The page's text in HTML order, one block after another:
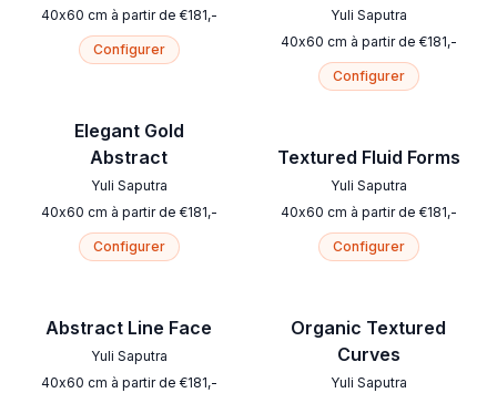
40x60 cm à partir de €181,-
Configurer
Elegant Gold
Abstract
Yuli Saputra
40x60 cm à partir de €181,-
Configurer
Abstract Line Face
Yuli Saputra
40x60 cm à partir de €181,-
Yuli Saputra
40x60 cm à partir de €181,-
Configurer
Textured Fluid Forms
Yuli Saputra
40x60 cm à partir de €181,-
Configurer
Organic Textured
Curves
Yuli Saputra